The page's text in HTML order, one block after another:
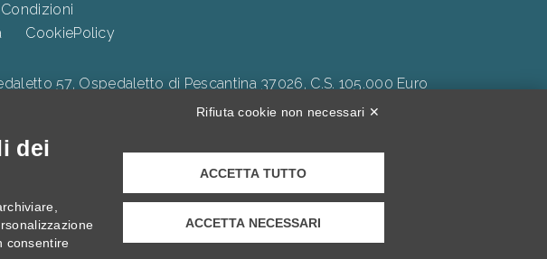
CookiePolicy
57, Ospedaletto di Pescantina 37026, C.S. 105.000 Euro
Ecologica e di Inclusività."
Rifiuta cookie non necessari ✕
dei
consentire
ACCETTA TUTTO
ACCETTA NECESSARI